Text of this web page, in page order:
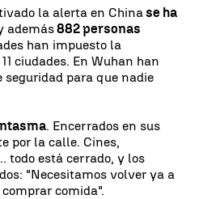
la alerta en Chinase ha
además882 personas
han impuesto la
ciudades. En Wuhan han
para que nadie
. Encerrados en sus
por la calle. Cines,
todo está cerrado, y los
"Necesitamos volver ya a
comida".